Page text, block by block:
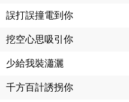
誤打誤撞電到你
挖空心思吸引你
少給我裝瀟灑
千方百計誘拐你